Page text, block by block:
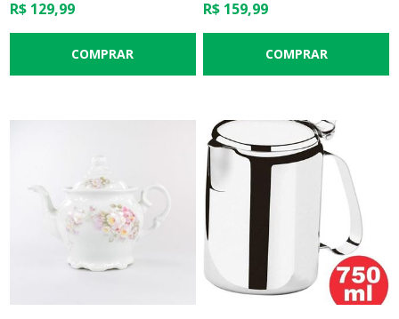
R$ 129,99 R$ 159,99